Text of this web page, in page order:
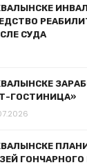
СУДА
ГОСТИНИЦА»
ГОНЧАРНОГО